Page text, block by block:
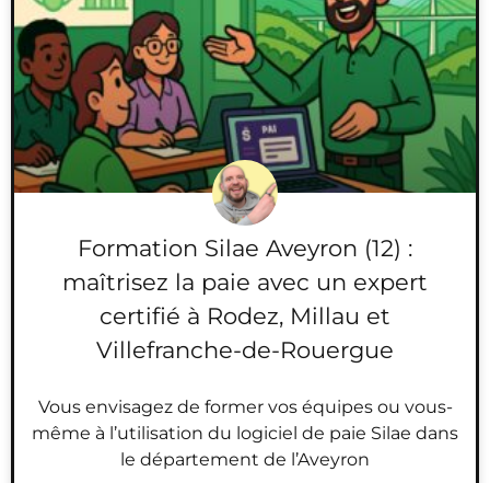
Formation Silae Aveyron (12) :
maîtrisez la paie avec un expert
certifié à Rodez, Millau et
Villefranche-de-Rouergue
Vous envisagez de former vos équipes ou vous-
même à l’utilisation du logiciel de paie Silae dans
le département de l’Aveyron